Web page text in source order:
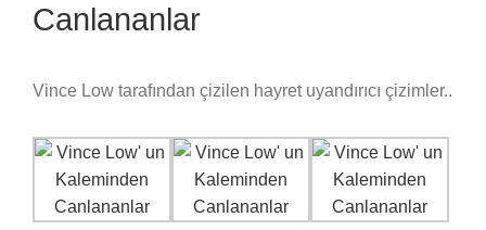
Canlananlar
Vince Low tarafından çizilen hayret uyandırıcı çizimler..